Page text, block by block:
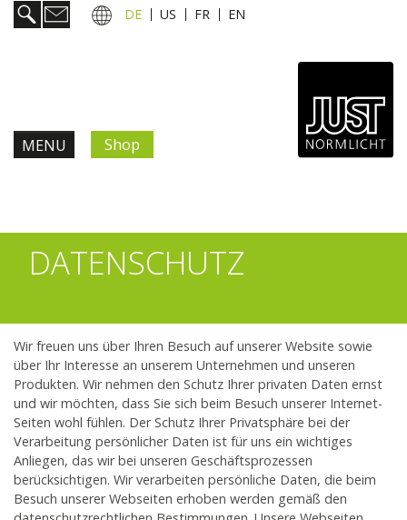
DE US FR EN
MENU
Information & Service
Unternehmen
Kontakt
Shop
DATENSCHUTZ
Wir freuen uns über Ihren Besuch auf unserer Website sowie
über Ihr Interesse an unserem Unternehmen und unseren
Produkten. Wir nehmen den Schutz Ihrer privaten Daten ernst
und wir möchten, dass Sie sich beim Besuch unserer Internet-
Seiten wohl fühlen. Der Schutz Ihrer Privatsphäre bei der
Verarbeitung persönlicher Daten ist für uns ein wichtiges
Anliegen, das wir bei unseren Geschäftsprozessen
berücksichtigen. Wir verarbeiten persönliche Daten, die beim
Besuch unserer Webseiten erhoben werden gemäß den